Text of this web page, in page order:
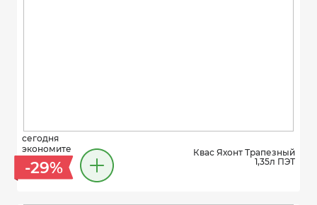
сегодня
экономите
-29%
Квас Яхонт Трапезный
1,35л ПЭТ